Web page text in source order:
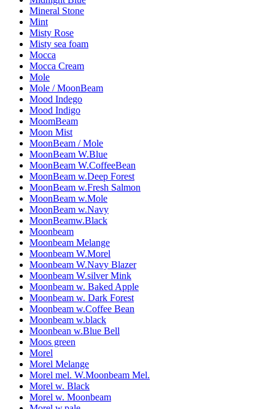
Mineral Stone
Mint
Misty Rose
Misty sea foam
Mocca
Mocca Cream
Mole
Mole / MoonBeam
Mood Indego
Mood Indigo
MoomBeam
Moon Mist
MoonBeam / Mole
MoonBeam W.Blue
MoonBeam W.CoffeeBean
MoonBeam w.Deep Forest
MoonBeam w.Fresh Salmon
MoonBeam w.Mole
MoonBeam w.Navy
MoonBeamw.Black
Moonbeam
Moonbeam Melange
Moonbeam W.Morel
Moonbeam W.Navy Blazer
Moonbeam W.silver Mink
Moonbeam w. Baked Apple
Moonbeam w. Dark Forest
Moonbeam w.Coffee Bean
Moonbeam w.black
Moonbean w.Blue Bell
Moos green
Morel
Morel Melange
Morel mel. W.Moonbeam Mel.
Morel w. Black
Morel w. Moonbeam